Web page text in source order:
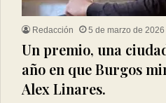
Redacción 5 de marzo de 2026
Un premio, una
año en que Burgos
Alex Linares.